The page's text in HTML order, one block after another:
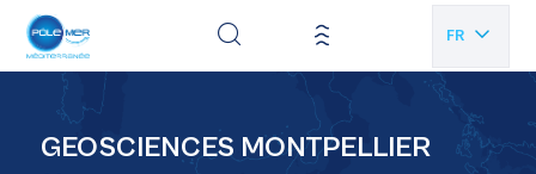
FR
EN
GEOSCIENCES MONTPELLIER
Panneau de gestion des cookies